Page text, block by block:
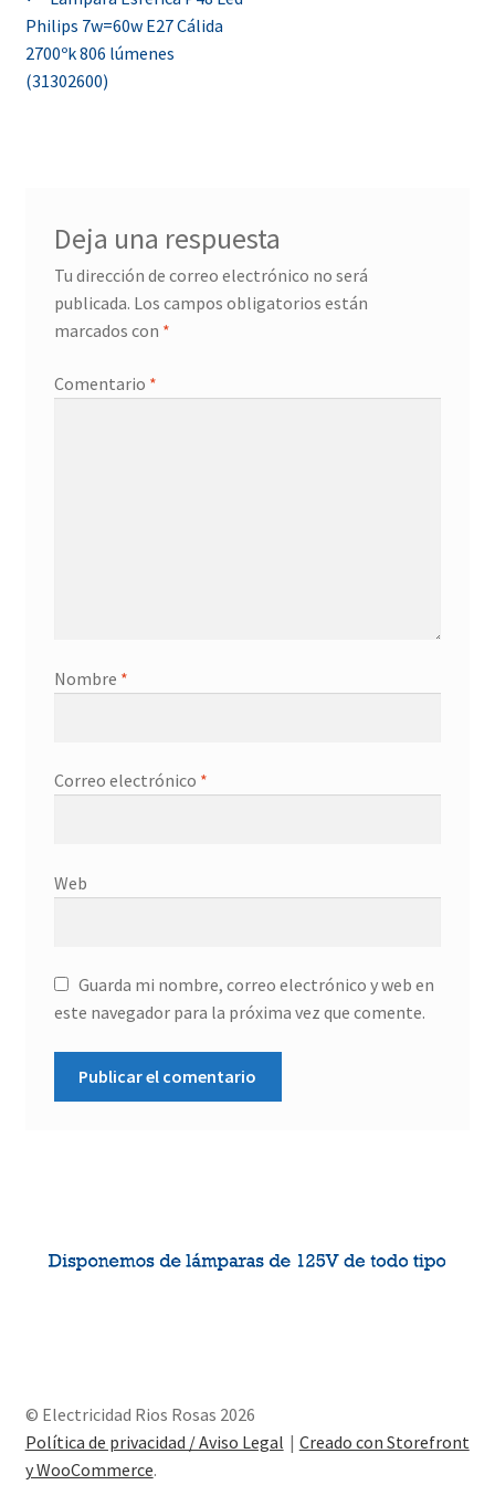
de
entradas
Philips 7w=60w E27 Cálida
2700ºk 806 lúmenes
(31302600)
Deja una respuesta
Tu dirección de correo electrónico no será
publicada. Los campos obligatorios están
marcados con *
Comentario *
Nombre *
Correo electrónico *
Web
Guarda mi nombre, correo electrónico y web en
este navegador para la próxima vez que comente.
© Electricidad Rios Rosas 2026
Política de privacidad / Aviso Legal
Creado con Storefront
y WooCommerce.